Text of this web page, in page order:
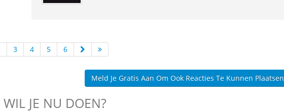
3 4 5 6
Meld Je Gratis Aan Om Ook Reacties Te Kunnen Plaatsen
JE NU DOEN?